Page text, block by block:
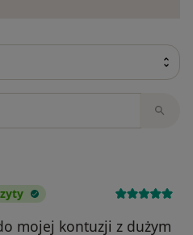
mojej kontuzji z dużym